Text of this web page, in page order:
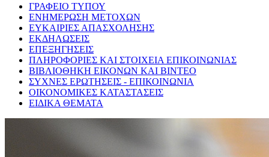
ΓΡΑΦΕΙΟ ΤΥΠΟΥ
ΕΝΗΜΕΡΩΣΗ ΜΕΤΟΧΩΝ
ΕΥΚΑΙΡΙΕΣ ΑΠΑΣΧΟΛΗΣΗΣ
ΕΚΔΗΛΩΣΕΙΣ
ΕΠΕΞΗΓΗΣΕΙΣ
ΠΛΗΡΟΦΟΡΙΕΣ ΚΑΙ ΣΤΟΙΧΕΙΑ ΕΠΙΚΟΙΝΩΝΙΑΣ
ΒΙΒΛΙΟΘΗΚΗ ΕΙΚΟΝΩΝ ΚΑΙ ΒΙΝΤΕΟ
ΣΥΧΝΕΣ ΕΡΩΤΗΣΕΙΣ - ΕΠΙΚΟΙΝΩΝΙΑ
ΟΙΚΟΝΟΜΙΚΕΣ ΚΑΤΑΣΤΑΣΕΙΣ
ΕΙΔΙΚΑ ΘΕΜΑΤΑ